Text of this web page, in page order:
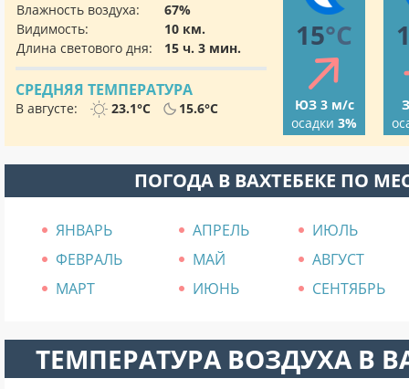
Влажность воздуха:
67%
Видимость:
10 км.
Длина светового дня:
15 ч. 3 мин.
СРЕДНЯЯ ТЕМПЕРАТУРА
В августе: 23.1°C 15.6°C
15°C
ЮЗ 3 м/с
осадки 3%
ПОГОДА В ВАХТЕБЕКЕ ПО
ЯНВАРЬ АПРЕЛЬ
ИЮЛЬ
ФЕВРАЛЬ
МАЙ
АВГУСТ
МАРТ
ИЮНЬ СЕНТЯБРЬ
ТЕМПЕРАТУРА ВОЗДУХА В